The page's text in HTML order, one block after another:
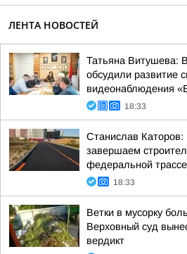
ЛЕНТА НОВОСТЕЙ
Татьяна Витушева:
обсудили развитие
видеонаблюдения
18:33
Станислав
завершаем
федеральной
18:33
Ветки в мусорку
Верховный суд
вердикт